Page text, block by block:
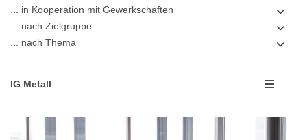
... in Kooperation mit Gewerkschaften
... nach Zielgruppe
... nach Thema
IG Metall